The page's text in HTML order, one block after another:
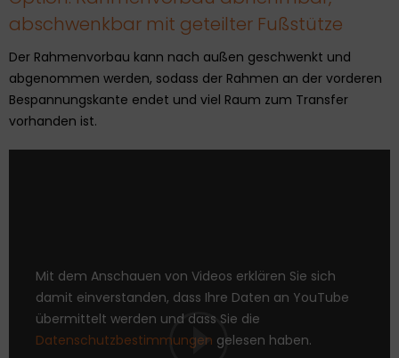
abschwenkbar mit geteilter Fußstütze
Der Rahmenvorbau kann nach außen geschwenkt und
abgenommen werden, sodass der Rahmen an der vorderen
Bespannungskante endet und viel Raum zum Transfer
vorhanden ist.
Mit dem Anschauen von Videos erklären Sie sich
damit einverstanden, dass Ihre Daten an YouTube
übermittelt werden und dass Sie die
Datenschutzbestimmungen gelesen haben.